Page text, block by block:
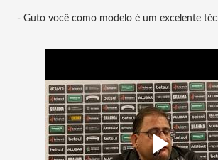
- Guto você como modelo é um excelente